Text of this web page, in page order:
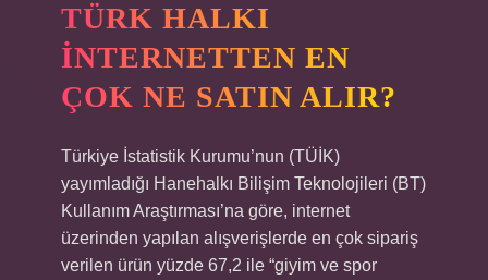
TÜRK HALKI
INTERNETTEN EN
ÇOK NE SATIN ALIR?
Türkiye İstatistik Kurumu’nun (TÜİK)
yayımladığı Hanehalkı Bilişim Teknolojileri (BT)
Kullanım Araştırması’na göre, internet
üzerinden yapılan alışverişlerde en çok sipariş
verilen ürün yüzde 67,2 ile “giyim ve spor